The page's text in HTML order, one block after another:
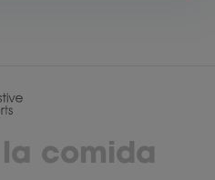
comida